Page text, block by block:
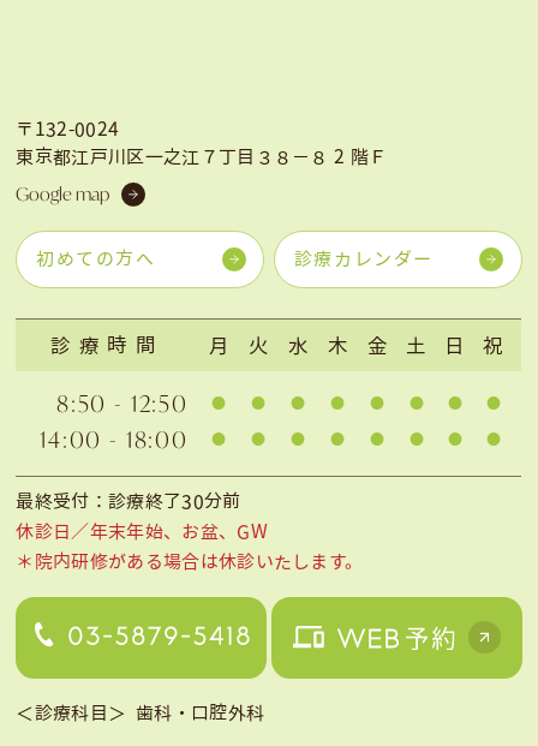
〒132-0024
東京都江戸川区一之江７丁目３８−８ 2 階Ｆ
Google map
初めての方へ 診療カレンダー
診療時間 月 火 水 木 金 土 日 祝
8:50 - 12:50
14:00 - 18:00
最終受付：診療終了30分前
休診日／年末年始、お盆、GW
＊院内研修がある場合は休診いたします。
＜診療科目＞ 歯科・口腔外科